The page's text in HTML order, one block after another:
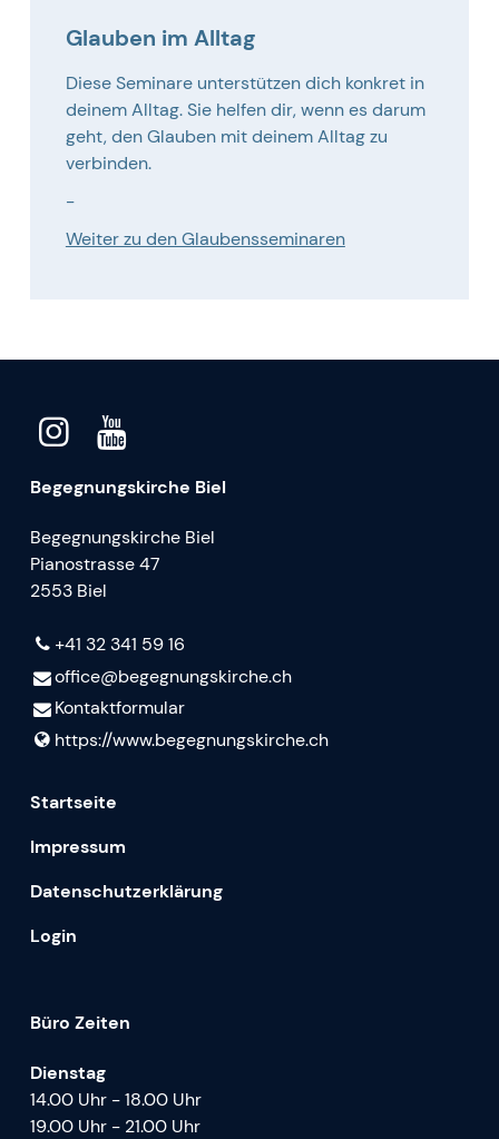
Glauben im Alltag
Diese Seminare unterstützen dich konkret in
deinem Alltag. Sie helfen dir, wenn es darum
geht, den Glauben mit deinem Alltag zu
verbinden.
-
Weiter zu den Glaubensseminaren
Begegnungskirche Biel
Begegnungskirche Biel
Pianostrasse 47
2553 Biel
+41 32 341 59 16
office@​begegnungskirche.​ch
Kontaktformular
https://www.​begegnungskirche.​ch
Startseite
Impressum
Datenschutzerklärung
Login
Büro Zeiten
Dienstag
14.00 Uhr - 18.00 Uhr
19.00 Uhr - 21.00 Uhr